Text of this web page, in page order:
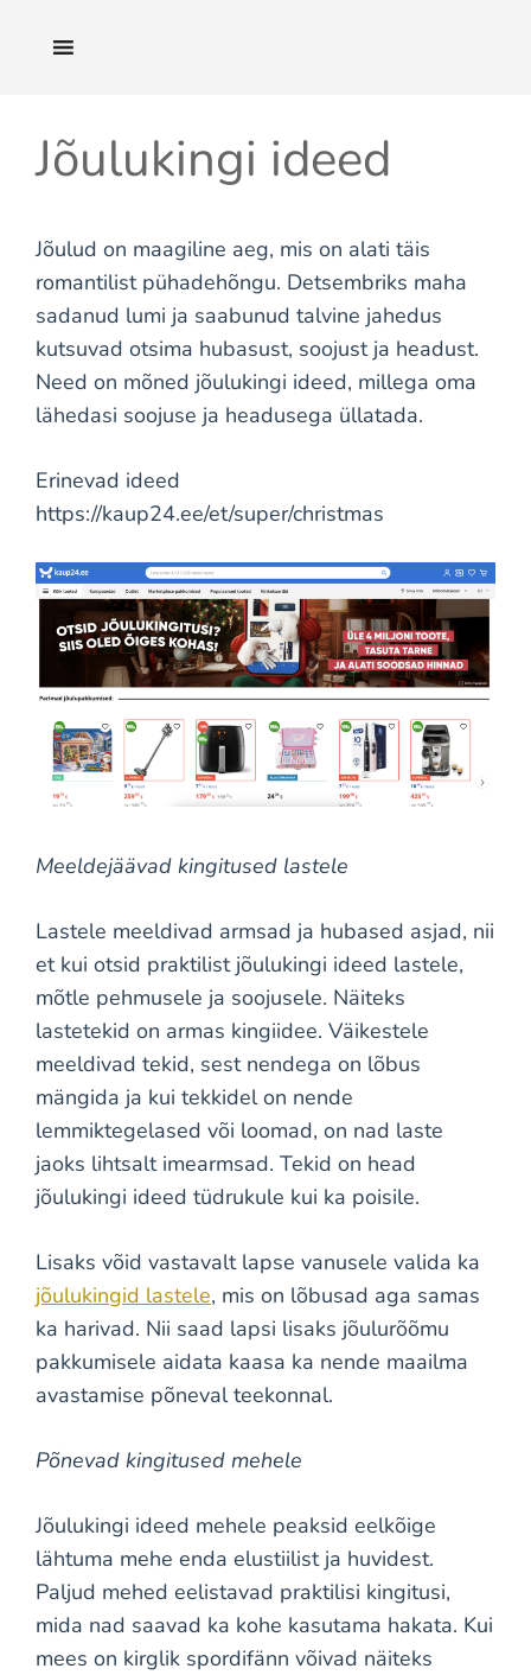
Jõulukingi ideed
Jõulud on maagiline aeg, mis on alati täis
romantilist pühadehõngu. Detsembriks maha
sadanud lumi ja saabunud talvine jahedus
kutsuvad otsima hubasust, soojust ja headust.
Need on mõned jõulukingi ideed, millega oma
lähedasi soojuse ja headusega üllatada.
Erinevad ideed
https://kaup24.ee/et/super/christmas
Meeldejäävad kingitused lastele
Lastele meeldivad armsad ja hubased asjad, nii
et kui otsid praktilist jõulukingi ideed lastele,
mõtle pehmusele ja soojusele. Näiteks
lastetekid on armas kingiidee. Väikestele
meeldivad tekid, sest nendega on lõbus
mängida ja kui tekkidel on nende
lemmiktegelased või loomad, on nad laste
jaoks lihtsalt imearmsad. Tekid on head
jõulukingi ideed tüdrukule kui ka poisile.
Lisaks võid vastavalt lapse vanusele valida ka
jõulukingid lastele, mis on lõbusad aga samas
ka harivad. Nii saad lapsi lisaks jõulurõõmu
pakkumisele aidata kaasa ka nende maailma
avastamise põneval teekonnal.
Põnevad kingitused mehele
Jõulukingi ideed mehele peaksid eelkõige
lähtuma mehe enda elustiilist ja huvidest.
Paljud mehed eelistavad praktilisi kingitusi,
mida nad saavad ka kohe kasutama hakata. Kui
mees on kirglik spordifänn võivad näiteks